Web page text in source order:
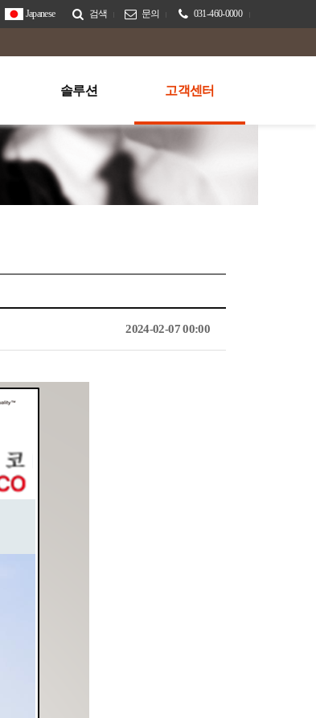
Japanese 검색 문의 031-460-0000
솔루션 고객센터
2024-02-07 00:00